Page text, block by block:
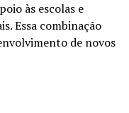
às escolas e
Essa combinação
de novos